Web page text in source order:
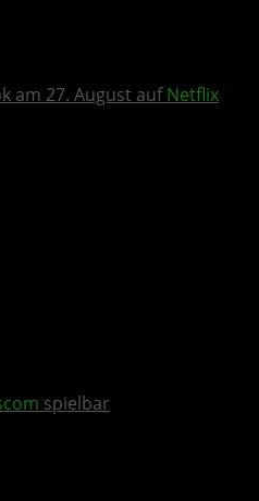
am 27. August aufNetflix
spielbar